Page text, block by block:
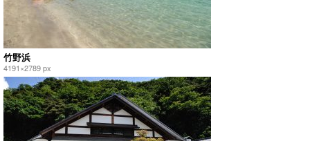
竹野浜
4191×2789 px